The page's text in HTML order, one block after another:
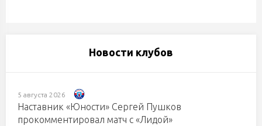
Новости клубов
5 августа 2026
Наставник «Юности» Сергей Пушков
прокомментировал матч с «Лидой»